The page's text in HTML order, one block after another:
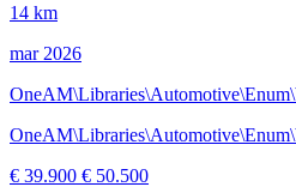
14 km
mar 2026
€ 39.900 € 50.500